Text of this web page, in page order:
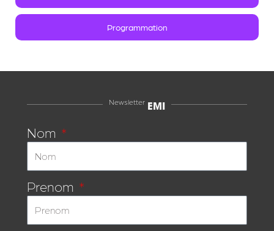
Programmation
Newsletter
EMI
Nom
Prenom